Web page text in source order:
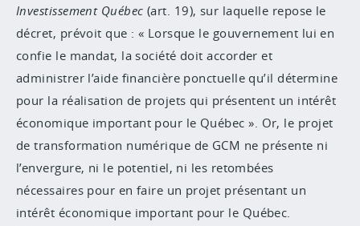
Investissement Québec (art. 19), sur laquelle repose le
décret, prévoit que : « Lorsque le gouvernement lui en
confie le mandat, la société doit accorder et
administrer l’aide financière ponctuelle qu’il détermine
pour la réalisation de projets qui présentent un intérêt
économique important pour le Québec ». Or, le projet
de transformation numérique de GCM ne présente ni
l’envergure, ni le potentiel, ni les retombées
nécessaires pour en faire un projet présentant un
intérêt économique important pour le Québec.